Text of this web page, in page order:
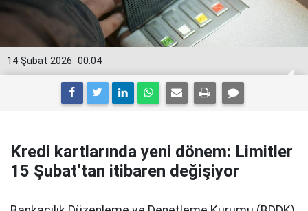
00:04
14 Şubat 2026
Kredi kartlarında yeni dönem: Limitler
15 Şubat’tan itibaren değişiyor